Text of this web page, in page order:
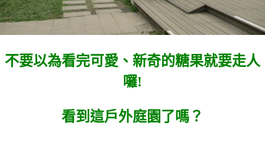
不要以為看完可愛、新奇的糖果就要走人
囉!
看到這戶外庭園了嗎？